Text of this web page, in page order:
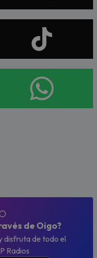
de Oigo?
disfruta de todo el
Radios